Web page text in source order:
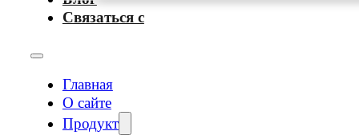
Связаться с
Главная
О сайте
Продукт